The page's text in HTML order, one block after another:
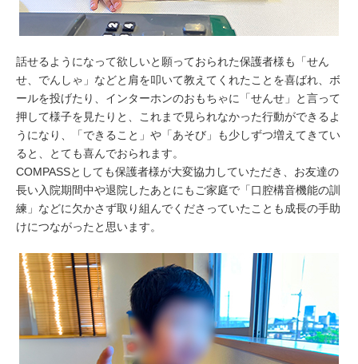
話せるようになって欲しいと願っておられた保護者様も「せん
せ、でんしゃ」などと肩を叩いて教えてくれたことを喜ばれ、ボ
ールを投げたり、インターホンのおもちゃに「せんせ」と言って
押して様子を見たりと、これまで見られなかった行動ができるよ
うになり、「できること」や「あそび」も少しずつ増えてきてい
ると、とても喜んでおられます。
COMPASSとしても保護者様が大変協力していただき、お友達の
長い入院期間中や退院したあとにもご家庭で「口腔構音機能の訓
練」などに欠かさず取り組んでくださっていたことも成長の手助
けにつながったと思います。